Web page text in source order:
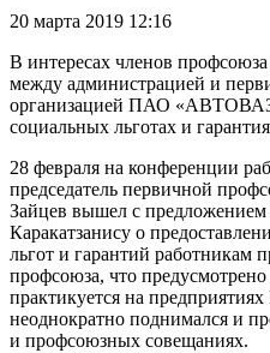
20 марта 2019 12:16
В интересах членов
между администрацией и
организацией ПАО
социальных льготах и
28 февраля на конференции
председатель первичной
Зайцев вышел с
Каракатзанису о
льгот и гарантий работникам
профсоюза, что
практикуется на
неоднократно поднимался и
и профсоюзных совещаниях.